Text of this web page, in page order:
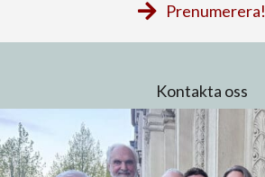
Prenumerera!
Kontakta oss